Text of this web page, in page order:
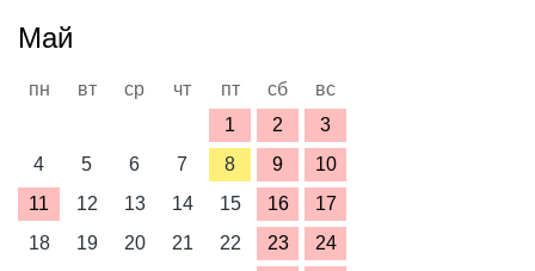
Май
пн вт ср чт пт сб
вс
1
2
3
4
5 6 7 8 9
10
11
12 13 14 15 16
17
18
19 20 21 22 23
24